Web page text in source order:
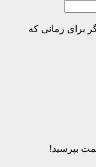
برای زمانی که
بپرسید!